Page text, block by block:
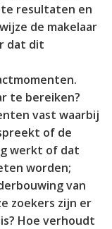
resultaten en
de makelaar
dat dit
te bereiken?
vast waarbij
of de
werkt of dat
worden;
van
zoekers zijn er
Hoe verhoudt